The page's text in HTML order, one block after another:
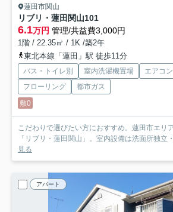
蓮田市関山
リブリ・蓮田関山101
6.1万円 管理/共益費3,000円
1階 / 22.35㎡ / 1K /築2年
東北本線「蓮田」駅 徒歩11分
バス・トイレ別 室内洗濯機置場 エアコン
フローリング
都市ガス
敷0
こだわりで選びたい方におすすめ。蓮田市エリ
「リブリ・蓮田関山」。室内設備は洗面所独立
見る
アパート